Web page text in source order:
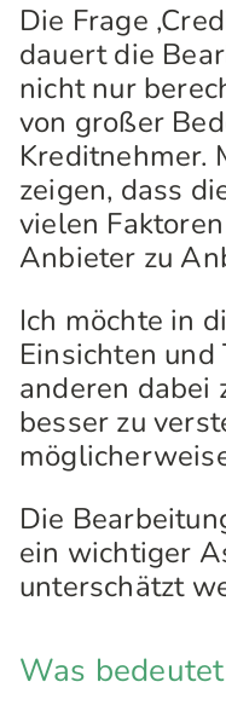
Die Frage
dauert die
nicht nur
von großer
Kreditnehmer.
zeigen, dass
vielen
Anbieter zu
Ich möchte in
Einsichten
anderen dabei
besser zu
Die
ein wichtiger
unterschätzt
Was